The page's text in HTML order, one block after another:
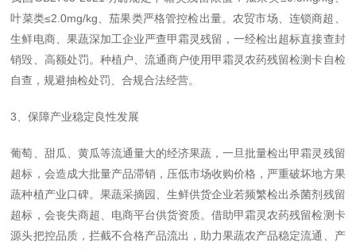
叶菜类≤2.0mg/kg、茄果类严格管控检出量。农贸市场、连锁商超、
生鲜电商、果蔬深加工企业严查甲霜灵残留，一经检出超标直接查封
销毁、高额处罚。种植户、流通商户使用甲霜灵农药残留检测卡自检
自查，规避抽检处罚、合规合法经营。
3、保障产业稳定良性发展
葡萄、甜瓜、黄瓜等流通量大的经济果蔬，一旦批量检出甲霜灵残留
超标，会造成大批量产品滞销，压低市场收购价格，严重破坏地方果
蔬种植产业口碑。果蔬采摘园、生鲜供货企业若频繁检出杀菌剂残留
超标，会丧失商超、电商平台供货资质。借助甲霜灵农药残留检测卡
源头把控品质，拦截不合格产品流出，助力果蔬农产品稳定流通、产